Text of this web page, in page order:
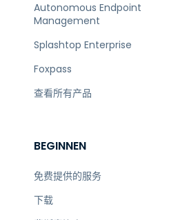
Autonomous Endpoint
Management
Splashtop Enterprise
Foxpass
查看所有产品
BEGINNEN
免费提供的服务
下载